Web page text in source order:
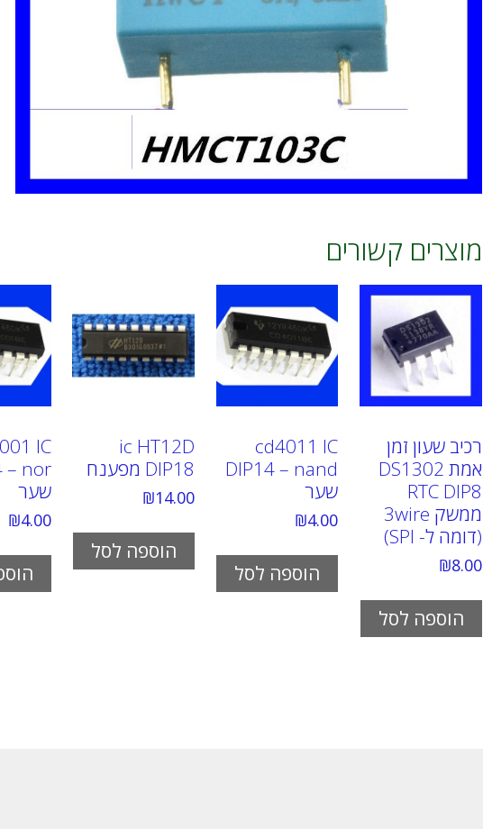
מוצרים קשורים
רכיב שעון זמן
אמת DS1302
RTC DIP8
ממשק 3wire
(דומה ל- SPI)
₪8.00
הוספה לסל
cd4011 IC
DIP14 – nand
שער
₪4.00
הוספה לסל
ic HT12D
DIP18 מפענח
₪14.00
הוספה לסל
IC
– nor
שער
₪4.00